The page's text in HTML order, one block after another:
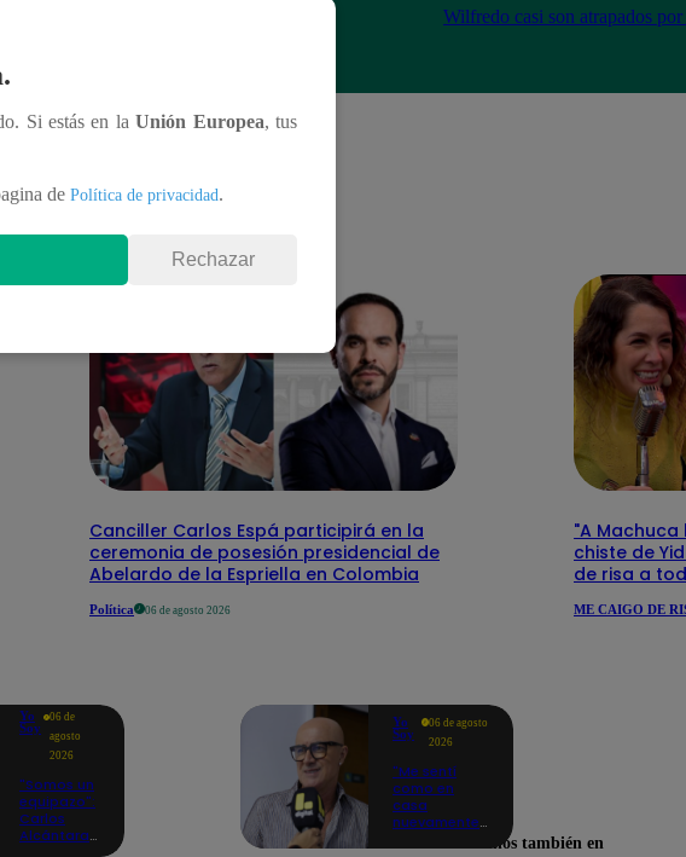
Wilfredo casi son atrapados
Canciller Carlos Espá participirá en la
ceremonia de posesión presidencial de
Abelardo de la Espriella en Colombia
Política 06 de agosto 2026
"A Machuca
chiste de
de risa a
ME CAIGO DE
Yo
Soy
06 de
agosto
2026
"Somos un
equipazo":
Carlos
Alcántara
Yo
Soy
06 de agosto
2026
"Me sentí
como en
casa
nuevamente":
Si estás en laUnión Europea, tus
de Política de privacidad.
Rechazar
Encuéntranos también en